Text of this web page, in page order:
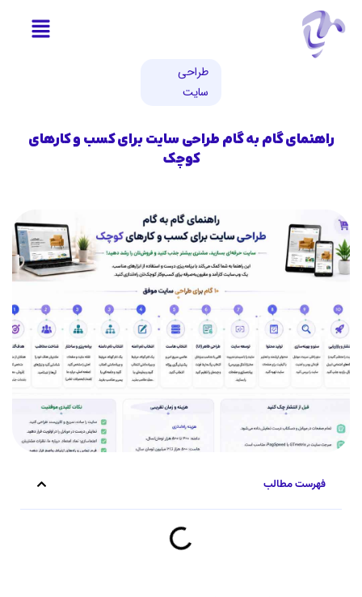
طراحی
سایت
راهنمای گام به گام طراحی سایت برای کسب و کارهای
کوچک
فهرست مطالب